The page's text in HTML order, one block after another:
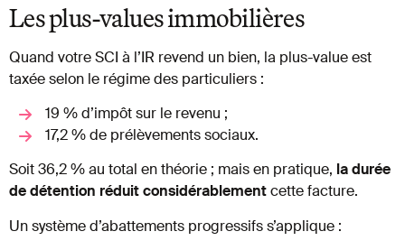
Les plus-values immobilières
Quand votre SCI à l’IR revend un bien, la plus-value est
taxée selon le régime des particuliers :
19 % d’impôt sur le revenu ;
17,2 % de prélèvements sociaux.
Soit 36,2 % au total en théorie ; mais en pratique, la durée
de détention réduit considérablementcette facture.
Un système d’abattements progressifs s’applique :